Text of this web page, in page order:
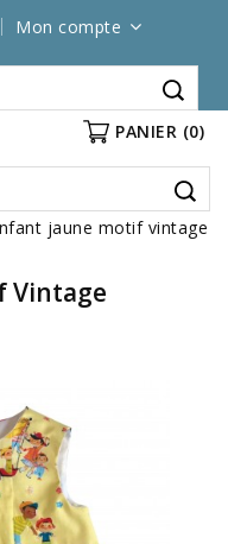
Mon compte
PANIER (0)
jaune motif vintage
Vintage